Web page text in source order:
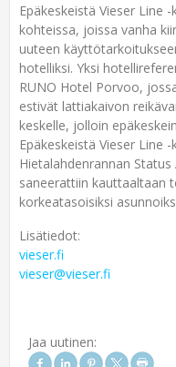
Epäkeskeistä Vieser Line
kohteissa, joissa vanha
uuteen
hotelliksi. Yksi
RUNO Hotel Porvoo,
estivät lattiakaivon
keskelle, jolloin
Epäkeskeistä Vieser Line
Hietalahdenrannan
saneerattiin kauttaaltaan
korkeatasoisiksi
Lisätiedot:
vieser.fi
vieser@vieser.fi
Jaa uutinen: